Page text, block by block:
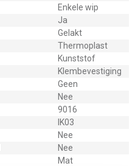
Enkele wip
Ja
Gelakt
Thermoplast
Kunststof
Klembevestiging
Geen
Nee
9016
IK03
Nee
Nee
Mat